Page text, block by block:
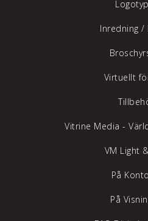
Inredning /
Virtuellt
Vitrine Media -
VM Light
På
På